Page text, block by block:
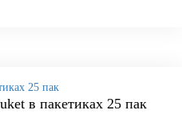
в пакетиках 25 пак